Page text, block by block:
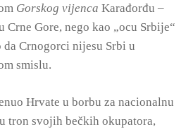
Gorskog vijenca Karađorđu –
Crne Gore, nego kao „ocu Srbije“
Crnogorci nijesu Srbi u
smislu.
Hrvate u borbu za nacionalnu
tron svojih bečkih okupatora,